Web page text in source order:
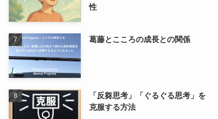
性
葛藤とこころの成長との関係
「反芻思考」「ぐるぐる思考」を
克服する方法